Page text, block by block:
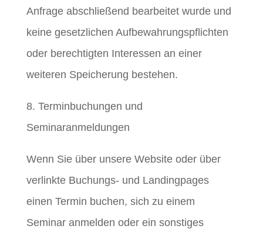
Anfrage abschließend bearbeitet wurde und
keine gesetzlichen Aufbewahrungspflichten
oder berechtigten Interessen an einer
weiteren Speicherung bestehen.
8. Terminbuchungen und
Seminaranmeldungen
Wenn Sie über unsere Website oder über
verlinkte Buchungs- und Landingpages
einen Termin buchen, sich zu einem
Seminar anmelden oder ein sonstiges